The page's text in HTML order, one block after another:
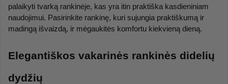
palaikyti tvarką rankinėje, kas yra itin praktiška kasdieniniam
naudojimui. Pasirinkite rankinę, kuri sujungia praktiškumą ir
madingą išvaizdą, ir mėgaukitės komfortu kiekvieną dieną.
Elegantiškos vakarinės rankinės didelių
dydžių